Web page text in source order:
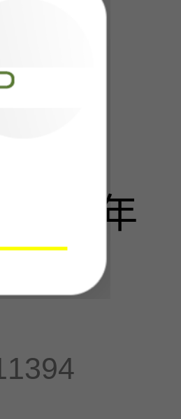
普九年